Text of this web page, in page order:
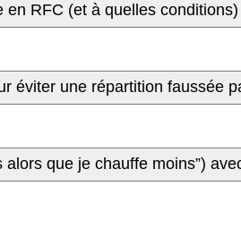
RFC (et à quelles
éviter une répartition faussée
que je chauffe moins”)